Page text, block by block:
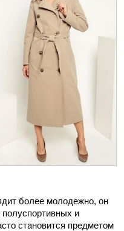
более молодежно, он
и
становится предметом